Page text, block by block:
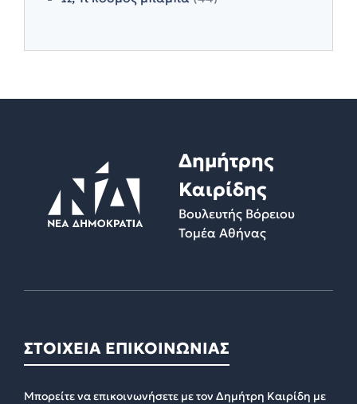
Δημήτρης
Καιρίδης
Βουλευτής Βόρειου
Τομέα Αθήνας
ΣΤΟΙΧΕΙΑ ΕΠΙΚΟΙΝΩΝΙΑΣ
Μπορείτε να επικοινωνήσετε με τον Δημήτρη Καιρίδη με